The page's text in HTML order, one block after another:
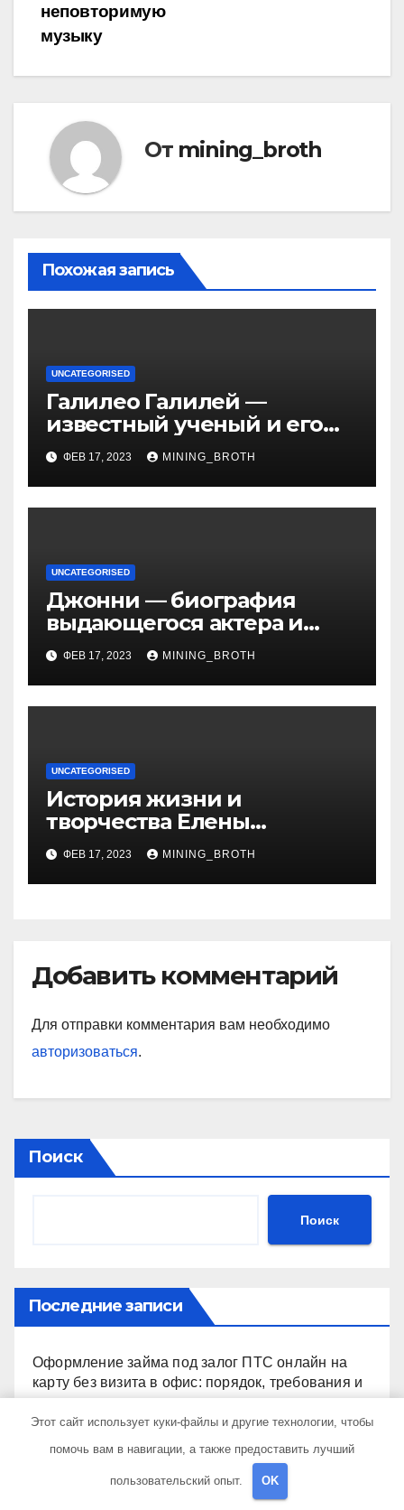
неповторимую
музыку
От mining_broth
Похожая запись
UNCATEGORISED
Галилео Галилей —
известный ученый и его
открытия — краткая
биография, достижения и
вклад в науку
ФЕВ 17, 2023 MINING_BROTH
UNCATEGORISED
Джонни — биография
выдающегося актера и
талантливого певца, чья
артистичность захватывает
миллионы сердец
ФЕВ 17, 2023 MINING_BROTH
UNCATEGORISED
История жизни и
творчества Елены
Дубровской — биография,
достижения, интересные
факты
ФЕВ 17, 2023 MINING_BROTH
Добавить комментарий
Для отправки комментария вам необходимо
авторизоваться.
Поиск
Поиск
Последние записи
Оформление займа под залог ПТС онлайн на
карту без визита в офис: порядок, требования и
документы
Музыка ветра: устройство и принципы звучания
Этот сайт использует куки-файлы и другие технологии, чтобы
помочь вам в навигации, а также предоставить лучший
пользовательский опыт. OK